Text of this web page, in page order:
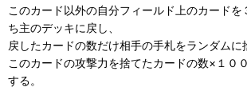
このカード以外の自分フィールド上のカード
ち主のデッキに戻し、
戻したカードの数だけ相手の手札をランダムに
このカードの攻撃力を捨てたカードの数×１０
する。